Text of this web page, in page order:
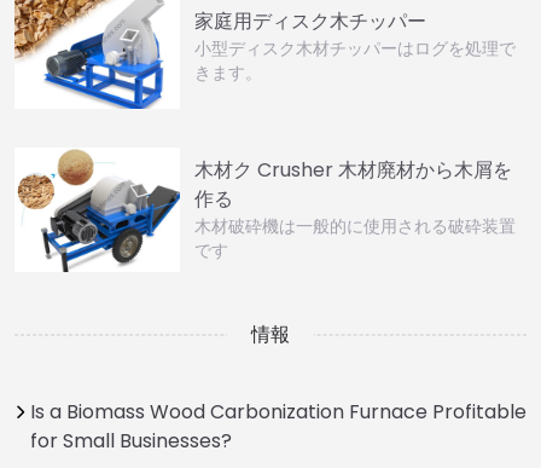
家庭用ディスク木チッパー
小型ディスク木材チッパーはログを処理で
きます。
木材ク Crusher 木材廃材から木屑を
作る
木材破砕機は一般的に使用される破砕装置
です
情報
Is a Biomass Wood Carbonization Furnace Profitable
for Small Businesses?